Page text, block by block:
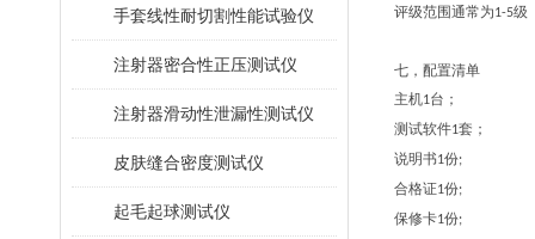
手套线性耐切割性能试验仪
注射器密合性正压测试仪
注射器滑动性泄漏性测试仪
皮肤缝合密度测试仪
起毛起球测试仪
评级范围通常为1-5级
七，配置清单
主机1台；
测试软件1套；
说明书1份;
合格证1份;
保修卡1份;